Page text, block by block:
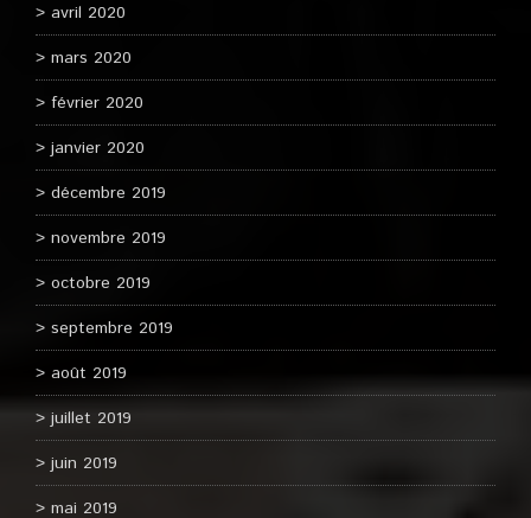
avril 2020
mars 2020
février 2020
janvier 2020
décembre 2019
novembre 2019
octobre 2019
septembre 2019
août 2019
juillet 2019
juin 2019
mai 2019